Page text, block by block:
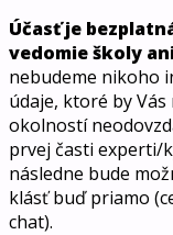
Účasť je
vedomie školy
nebudeme nikoho
údaje, ktoré by
okolností
prvej časti experti/
následne bude
klásť buď priamo
chat).